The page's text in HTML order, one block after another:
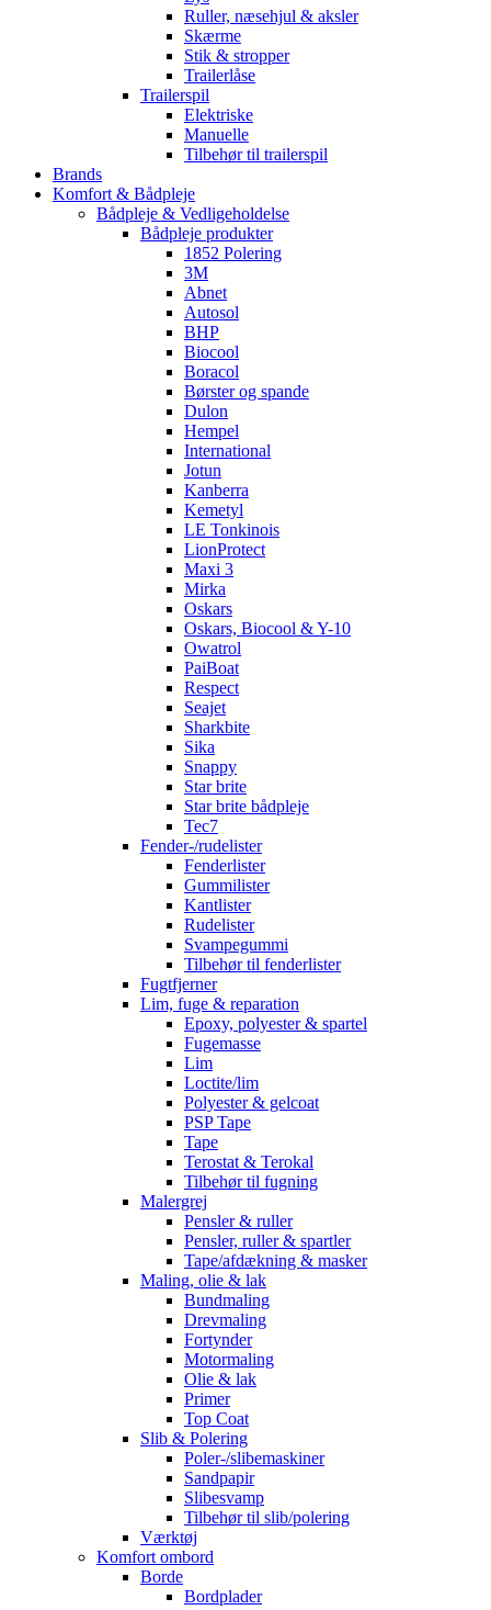
Ruller, næsehjul & aksler
Skærme
Stik & stropper
Trailerlåse
Trailerspil
Elektriske
Manuelle
Tilbehør til trailerspil
Brands
Komfort & Bådpleje
Bådpleje & Vedligeholdelse
Bådpleje produkter
1852 Polering
3M
Abnet
Autosol
BHP
Biocool
Boracol
Børster og spande
Dulon
Hempel
International
Jotun
Kanberra
Kemetyl
LE Tonkinois
LionProtect
Maxi 3
Mirka
Oskars
Oskars, Biocool & Y-10
Owatrol
PaiBoat
Respect
Seajet
Sharkbite
Sika
Snappy
Star brite
Star brite bådpleje
Tec7
Fender-/rudelister
Fenderlister
Gummilister
Kantlister
Rudelister
Svampegummi
Tilbehør til fenderlister
Fugtfjerner
Lim, fuge & reparation
Epoxy, polyester & spartel
Fugemasse
Lim
Loctite/lim
Polyester & gelcoat
PSP Tape
Tape
Terostat & Terokal
Tilbehør til fugning
Malergrej
Pensler & ruller
Pensler, ruller & spartler
Tape/afdækning & masker
Maling, olie & lak
Bundmaling
Drevmaling
Fortynder
Motormaling
Olie & lak
Primer
Top Coat
Slib & Polering
Poler-/slibemaskiner
Sandpapir
Slibesvamp
Tilbehør til slib/polering
Værktøj
Komfort ombord
Borde
Bordplader